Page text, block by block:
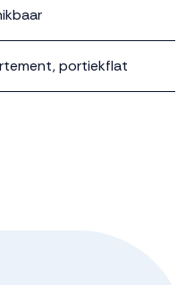
aansprakelijkheid
onjuistheid of
daarvan. Alle
zijn indicatief.
portiekflat